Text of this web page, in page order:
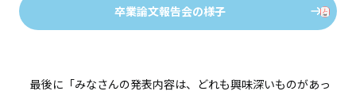
卒業論文報告会の様子
最後に「みなさんの発表内容は、どれも興味深いものがあっ